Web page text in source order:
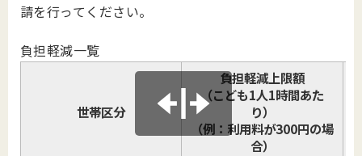
請を行ってください。
負担軽減一覧
世帯区分
負担軽減上限額
（こども1人1時間あた
り）
（例：利用料が300円の場
合）